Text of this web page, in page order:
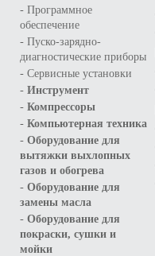
- Программное
обеспечение
- Пуско-зарядно-
диагностические приборы
- Сервисные установки
- Инструмент
- Компрессоры
- Компьютерная техника
- Оборудование для
вытяжки выхлопных
газов и обогрева
- Оборудование для
замены масла
- Оборудование для
покраски, сушки и
мойки